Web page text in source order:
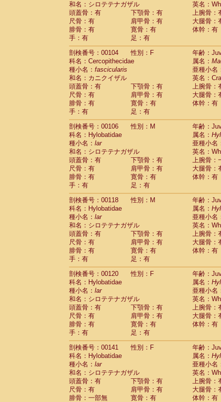
和名：シロテテナガザル
英名：
頭蓋骨：有
下顎骨：有
上腕骨：
尺骨：有
肩甲骨：有
大腿骨：
腓骨：有
寛骨：有
体幹：有
手：有
足：有
剖検番号：00104
性別：F
年齢：
科名：Cercopithecidae
属名：
種小名： fascicularis
亜種小名
和名：カニクイザル
英名：
頭蓋骨：有
下顎骨：有
上腕骨：
尺骨：有
肩甲骨：有
大腿骨：
腓骨：有
寛骨：有
体幹：有
手：有
足：有
剖検番号：00106
性別：M
年齢：
科名：Hylobatidae
属名：
種小名： lar
亜種小名
和名：シロテテナガザル
英名：
頭蓋骨：有
下顎骨：有
上腕骨：
尺骨：有
肩甲骨：有
大腿骨：
腓骨：有
寛骨：有
体幹：有
手：有
足：有
剖検番号：00118
性別：M
年齢：
科名：Hylobatidae
属名：
種小名： lar
亜種小名
和名：シロテテナガザル
英名：
頭蓋骨：有
下顎骨：有
上腕骨：
尺骨：有
肩甲骨：有
大腿骨：
腓骨：有
寛骨：有
体幹：有
手：有
足：有
剖検番号：00120
性別：F
年齢：
科名：Hylobatidae
属名：
種小名： lar
亜種小名
和名：シロテテナガザル
英名：
頭蓋骨：有
下顎骨：有
上腕骨：
尺骨：有
肩甲骨：有
大腿骨：
腓骨：有
寛骨：有
体幹：有
手：有
足：有
剖検番号：00141
性別：F
年齢：
科名：Hylobatidae
属名：
種小名： lar
亜種小名
和名：シロテテナガザル
英名：
頭蓋骨：有
下顎骨：有
上腕骨：
尺骨：有
肩甲骨：有
大腿骨：
腓骨：一部無
寛骨：有
体幹：有